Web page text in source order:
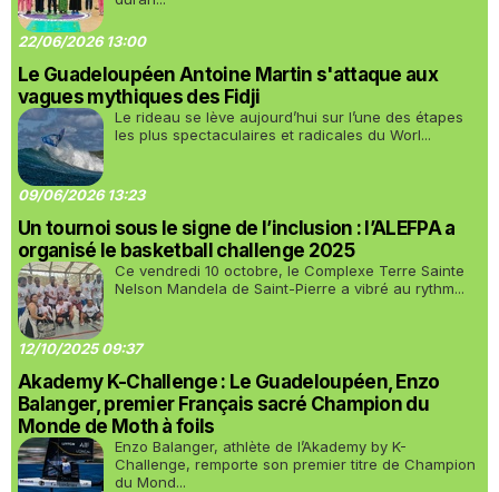
22/06/2026 13:00
Le Guadeloupéen Antoine Martin s'attaque aux
vagues mythiques des Fidji
Le rideau se lève aujourd’hui sur l’une des étapes
les plus spectaculaires et radicales du Worl...
09/06/2026 13:23
Un tournoi sous le signe de l’inclusion : l’ALEFPA a
organisé le basketball challenge 2025
Ce vendredi 10 octobre, le Complexe Terre Sainte
Nelson Mandela de Saint-Pierre a vibré au rythm...
12/10/2025 09:37
Akademy K-Challenge : Le Guadeloupéen, Enzo
Balanger, premier Français sacré Champion du
Monde de Moth à foils
Enzo Balanger, athlète de l’Akademy by K-
Challenge, remporte son premier titre de Champion
du Mond...